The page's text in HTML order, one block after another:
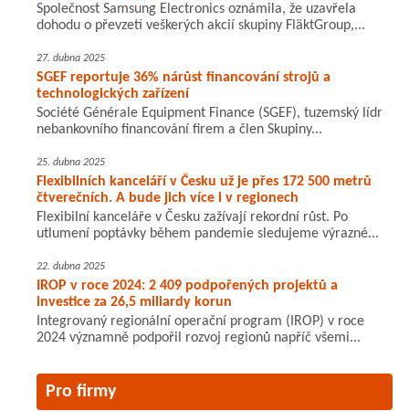
Společnost Samsung Electronics oznámila, že uzavřela
dohodu o převzetí veškerých akcií skupiny FläktGroup,...
27. dubna 2025
SGEF reportuje 36% nárůst financování strojů a
technologických zařízení
Société Générale Equipment Finance (SGEF), tuzemský lídr
nebankovního financování firem a člen Skupiny...
25. dubna 2025
Flexibilních kanceláří v Česku už je přes 172 500 metrů
čtverečních. A bude jich více i v regionech
Flexibilní kanceláře v Česku zažívají rekordní růst. Po
utlumení poptávky během pandemie sledujeme výrazné...
22. dubna 2025
IROP v roce 2024: 2 409 podpořených projektů a
investice za 26,5 miliardy korun
Integrovaný regionální operační program (IROP) v roce
2024 významně podpořil rozvoj regionů napříč všemi...
Pro firmy